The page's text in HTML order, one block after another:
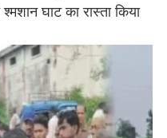
घाट का रास्ता किया